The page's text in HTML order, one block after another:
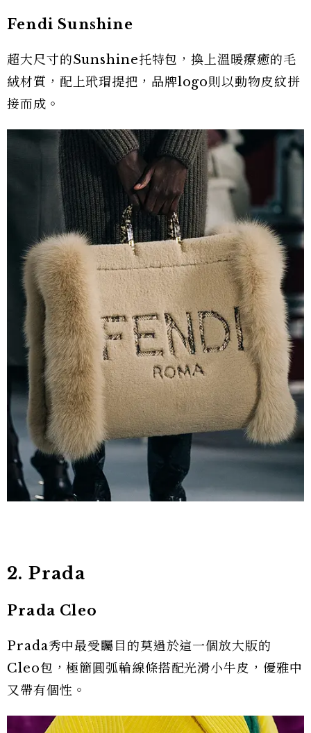
Fendi Sunshine
超大尺寸的Sunshine托特包，換上溫暖療癒的毛
絨材質，配上玳瑁提把，品牌logo則以動物皮紋拼
接而成。
2. Prada
Prada Cleo
Prada秀中最受矚目的莫過於這一個放大版的
Cleo包，極簡圓弧輪線條搭配光滑小牛皮，優雅中
又帶有個性。